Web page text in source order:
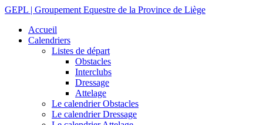
GEPL | Groupement Equestre de la Province de Liège
Accueil
Calendriers
Listes de départ
Obstacles
Interclubs
Dressage
Attelage
Le calendrier Obstacles
Le calendrier Dressage